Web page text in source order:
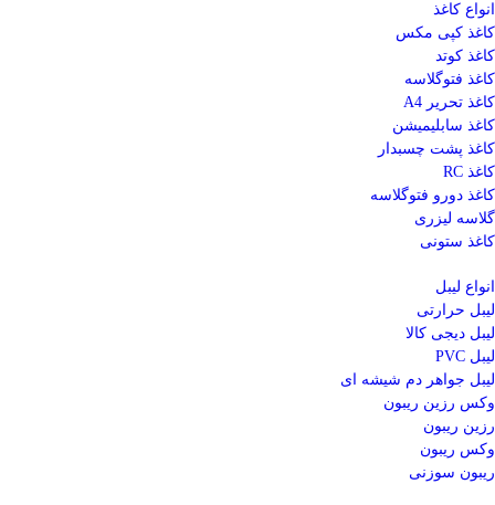
انواع کاغذ
کاغذ کپی مکس
کاغذ کوتد
کاغذ فتوگلاسه
کاغذ تحریر A4
کاغذ سابلیمیشن
کاغذ پشت چسبدار
کاغذ RC
کاغذ دورو فتوگلاسه
گلاسه لیزری
کاغذ ستونی
انواع لیبل
لیبل حرارتی
لیبل دیجی کالا
لیبل PVC
لیبل جواهر دم شیشه ای
وکس رزین ریبون
رزین ریبون
وکس ریبون
ریبون سوزنی